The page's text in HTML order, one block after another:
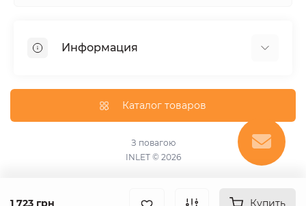
1 723 грн Купить
Информация
О магазине
Связаться с нами
Каталог товаров
З повагою
INLET © 2026